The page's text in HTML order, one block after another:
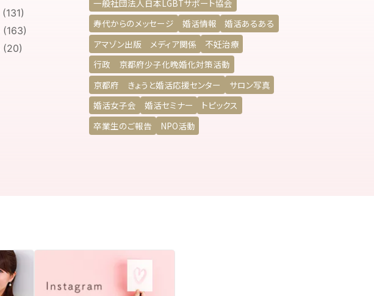
(131)
(163)
(20)
一般社団法人日本LGBTサポート協会
寿代からのメッセージ
婚活情報
婚活あるある
アマゾン出版 メディア関係
不妊治療
行政 京都府少子化晩婚化対策活動
京都府 きょうと婚活応援センター
サロン写真
婚活女子会
婚活セミナー
トピックス
卒業生のご報告
NPO活動